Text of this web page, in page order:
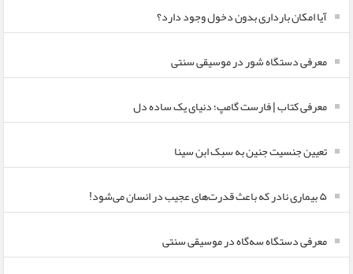
آیا امکان بارداری بدون دخول وجود دارد؟
معرفی دستگاه شور در موسیقی سنتی
معرفی کتاب | فارست گامپ؛ دنیای یک ساده دل
تعیین جنسیت جنین به سبک ابن سینا
۵ بیماری نادر که باعث قدرت‌های عجیب در انسان می‌شود!
معرفی دستگاه سه‌گاه در موسیقی سنتی